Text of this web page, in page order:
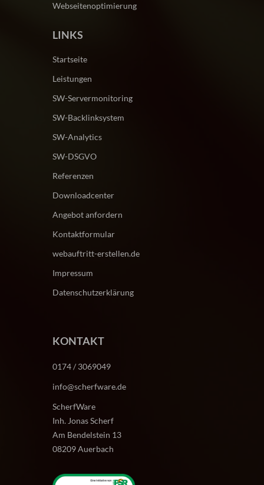
Webseitenoptimierung
LINKS
Startseite
Leistungen
SW-Servermonitoring
SW-Backlinksystem
SW-Analytics
SW-DSGVO
Referenzen
Downloadcenter
Angebot anfordern
Kontaktformular
webauftritt-erstellen.de
Impressum
Datenschutzerklärung
KONTAKT
0174 / 3069049
info@scherfware.de
ScherfWare
Inh. Jonas Scherf
Am Bendelstein 13
08209 Auerbach